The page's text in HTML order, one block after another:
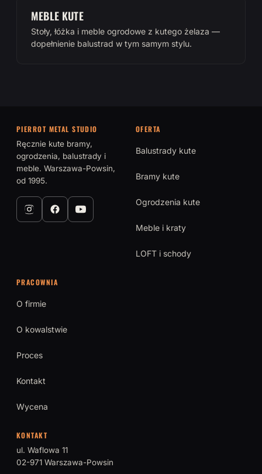
MEBLE KUTE
Stoły, łóżka i meble ogrodowe z kutego żelaza —
dopełnienie balustrad w tym samym stylu.
PIERROT METAL STUDIO
Ręcznie kute bramy,
ogrodzenia, balustrady i
meble. Warszawa-Powsin,
od 1995.
OFERTA
Balustrady kute
Bramy kute
Ogrodzenia kute
Meble i kraty
LOFT i schody
PRACOWNIA
O firmie
O kowalstwie
Proces
Kontakt
Wycena
KONTAKT
ul. Waflowa 11
02-971 Warszawa-Powsin